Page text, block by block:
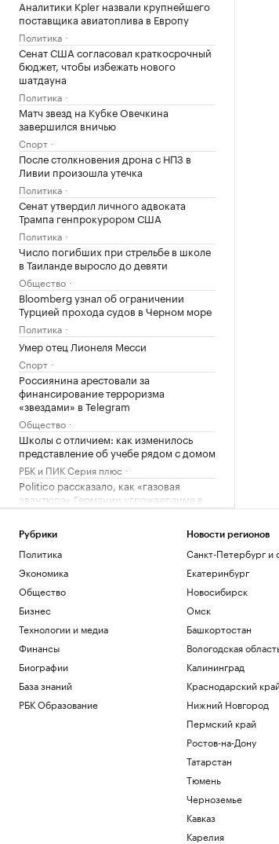
Аналитики Kpler назвали крупнейшего
поставщика авиатоплива в Европу
Политика
Сенат США согласовал краткосрочный
бюджет, чтобы избежать нового
шатдауна
Политика
Матч звезд на Кубке Овечкина
завершился вничью
Спорт
После столкновения дрона с НПЗ в
Ливии произошла утечка
Политика
Сенат утвердил личного адвоката
Трампа генпрокурором США
Политика
Число погибших при стрельбе в школе
в Таиланде выросло до девяти
Общество
Bloomberg узнал об ограничении
Турцией прохода судов в Черном море
Политика
Умер отец Лионеля Месси
Спорт
Россиянина арестовали за
финансирование терроризма
«звездами» в Telegram
Общество
Школы с отличием: как изменилось
представление об учебе рядом с домом
РБК и ПИК Серия плюс
Politico рассказало, как «газовая
авантюра» Германии угрожает зиме в
ЕС
Экономика
жуткой «геймификацию убийств» в ВСУ
Политика
Регбист японского клуба умер от
теплового удара
Фон дер Ляйен призвала перекрывать
доходы России «со всех сторон»
Политика
Как выход на фондовый рынок изменил
компании малого бизнеса
РБК и МСП Банк
Рубрики
Политика
Экономика
Общество
Бизнес
Технологии и медиа
Финансы
Биографии
База знаний
РБК Образование
Новости регионов
Санкт-Петербург и
Екатеринбург
Новосибирск
Омск
Башкортостан
Вологодская
Калининград
Краснодарский
Нижний Новгород
Пермский край
Ростов-на-Дону
Татарстан
Тюмень
Черноземье
Кавказ
Карелия